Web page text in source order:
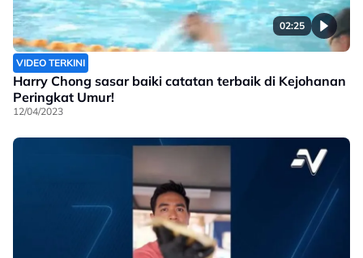
02:25
VIDEO TERKINI
Harry Chong sasar baiki catatan terbaik di Kejohanan
Peringkat Umur!
12/04/2023